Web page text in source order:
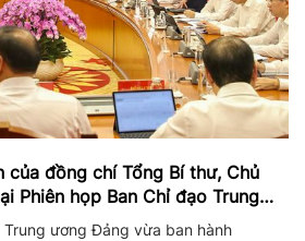
của đồng chí Tổng Bí thư, Chủ
Phiên họp Ban Chỉ đạo Trung
quyết 57
Trung ương Đảng vừa ban hành